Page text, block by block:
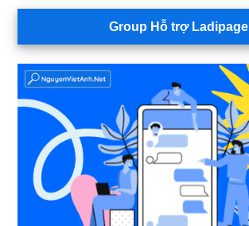
Group Hỗ trợ Ladipage